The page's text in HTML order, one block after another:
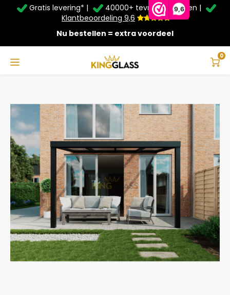
9,6
Service & Contact
Bezorging
Afhalen
Montage
Betaalmethoden
Garantie
Veelgestelde vragen
Taal
Deutsch
Gratis levering* |
40000+ tevreden klanten |
Klantbeoordeling 9,6
Nu bestellen = extra voordeel
0
Zomer Deals: Tot 20% kortingop schuifwanden en
veranda's +€20extra kassa korting*
Terrasoverkapping in zwart van 4,06 x 2,5 meter